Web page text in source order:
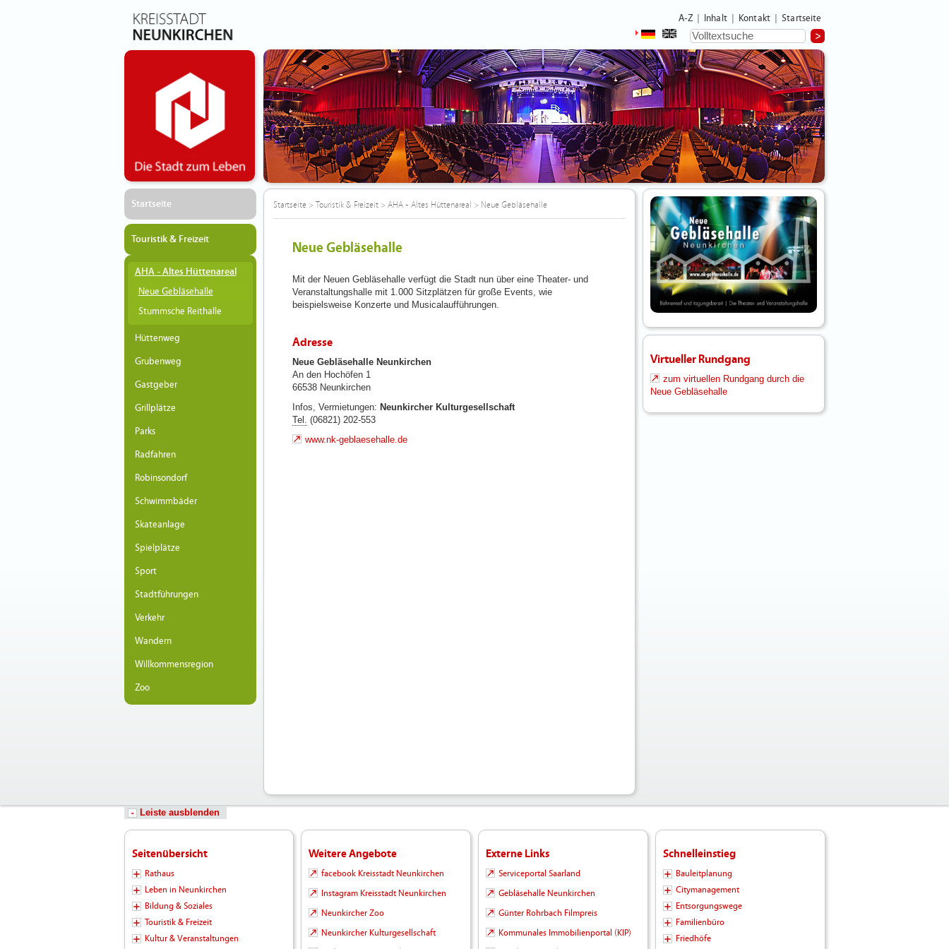
A-Z Inhalt Kontakt Startseite
Startseite
Touristik & Freizeit
AHA - Altes Hüttenareal
Neue Gebläsehalle
Stummsche Reithalle
Hüttenweg
Grubenweg
Gastgeber
Grillplätze
Parks
Radfahren
Robinsondorf
Schwimmbäder
Skateanlage
Spielplätze
Sport
Stadtführungen
Verkehr
Wandern
Willkommensregion
Zoo
Startseite> Touristik & Freizeit> AHA - Altes Hüttenareal > Neue Gebläsehalle
Neue Gebläsehalle
Mit der Neuen Gebläsehalle verfügt die Stadt nun über eine Theater- und
Veranstaltungshalle mit 1.000 Sitzplätzen für große Events, wie
beispielsweise Konzerte und Musicalaufführungen.
Adresse
Neue Gebläsehalle Neunkirchen
An den Hochöfen 1
66538 Neunkirchen
Infos, Vermietungen: Neunkircher Kulturgesellschaft
Tel. (06821) 202-553
www.nk-geblaesehalle.de
Virtueller Rundgang
zum virtuellen Rundgang durch die
Neue Gebläsehalle
Leiste ausblenden
Seitenübersicht
Rathaus
Leben in Neunkirchen
Bildung & Soziales
Touristik & Freizeit
Kultur & Veranstaltungen
Weitere Angebote
facebook Kreisstadt Neunkirchen
Instagram Kreisstadt Neunkirchen
Neunkircher Zoo
Neunkircher Kulturgesellschaft
Externe Links
Serviceportal Saarland
Gebläsehalle Neunkirchen
Günter Rohrbach Filmpreis
Kommunales Immobilienportal (KIP)
Schnelleinstieg
Bauleitplanung
Citymanagement
Entsorgungswege
Familienbüro
Friedhöfe